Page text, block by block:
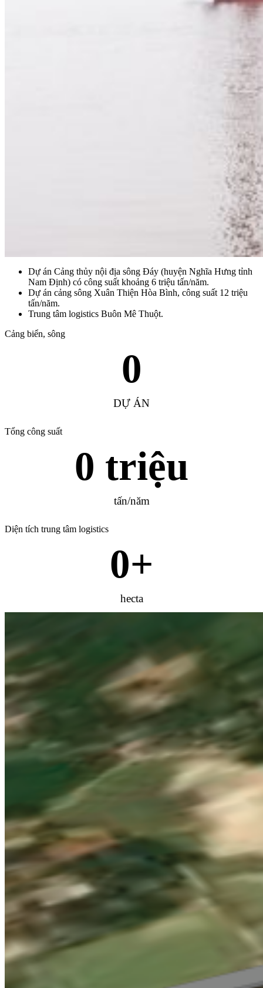
Dự án Cảng thủy nội địa sông Đáy (huyện Nghĩa Hưng tỉnh
Nam Định) có công suất khoảng 6 triệu tấn/năm.
Dự án cảng sông Xuân Thiện Hòa Bình, công suất 12 triệu
tấn/năm.
Trung tâm logistics Buôn Mê Thuột.
Cảng biển, sông
0
DỰ ÁN
Tổng công suất
0 triệu
tấn/năm
Diện tích trung tâm logistics
0+
hecta